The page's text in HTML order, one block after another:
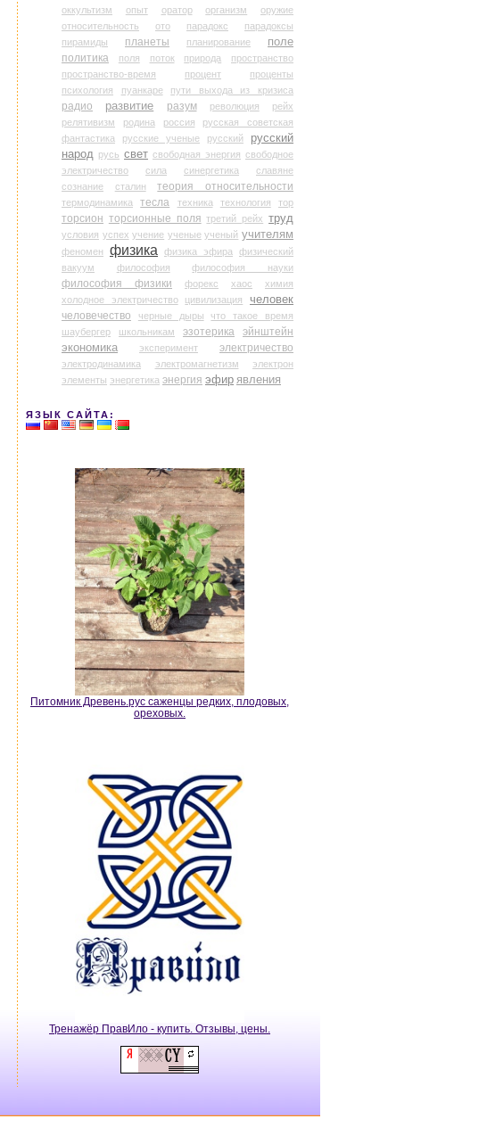
оккультизм
опыт оратор организм
оружие
относительность
ото парадокс
парадоксы
пирамиды
планеты планирование
поле
политика
поля поток природа
пространство
пространство-время
процент
проценты
психология
пуанкаре пути выхода из кризиса
радио развитие разум революция
рейх
релятивизм
родина россия
русская советская
фантастика
русские ученые русский
русский
народ русь свет свободная энергия свободное
электричество
сила синергетика
славяне
сознание
сталин теория относительности
термодинамика тесла техника технология тор
торсион торсионные поля третий рейх труд
условия успех учение ученые ученый учителям
феномен физика физика эфира
физический
вакуум
философия философия науки
философия физики форекс хаос
химия
холодное электричество
цивилизация человек
человечество черные дыры
что такое время
шаубергер
школьникам эзотерика
эйнштейн
экономика
эксперимент электричество
электродинамика электромагнетизм
электрон
элементы энергетика энергия эфир явления
ЯЗЫК САЙТА:
Питомник Древень.рус саженцы редких, плодовых,
ореховых.
Тренажёр ПравИло - купить. Отзывы, цены.